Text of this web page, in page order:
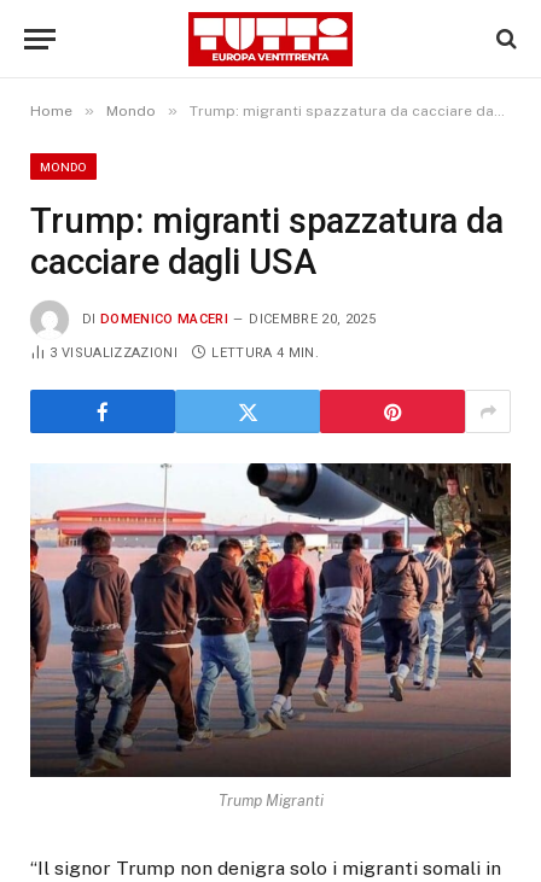
Home » Mondo » Trump: migranti spazzatura da cacciare dagli USA
MONDO
Trump: migranti spazzatura da
cacciare dagli USA
DI DOMENICO MACERI DICEMBRE 20, 2025
3VISUALIZZAZIONI LETTURA 4 MIN.
Trump Migranti
“Il signor Trump non denigra solo i migranti somali in